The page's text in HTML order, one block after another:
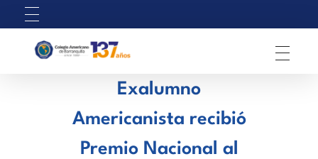
Exalumno
Americanista recibió
Premio Nacional al